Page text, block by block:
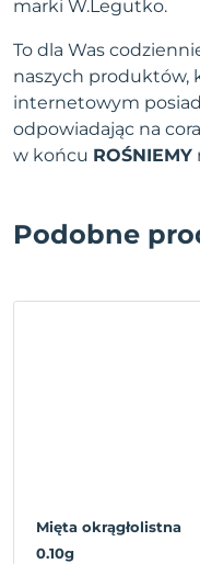
marki W.Legutko.
To dla Was
naszych produktów,
internetowym
odpowiadając na
w końcu ROŚNIEMY
Podobne
Mięta okrągłolistna
0.10g